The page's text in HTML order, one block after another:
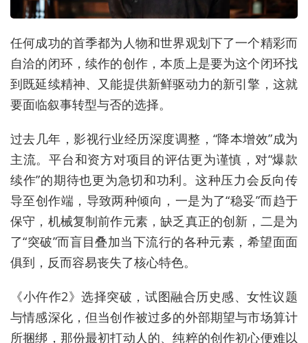
任何成功的首季都为人物和世界观划下了一个精彩而
自洽的闭环，续作的创作，本质上是要为这个闭环找
到既延续精神、又能提供新鲜驱动力的新引擎，这就
要面临叙事转型与否的选择。
过去几年，影视行业经历深度调整，“降本增效”成为
主流。平台和资方对项目的评估更为谨慎，对“爆款
续作”的期待也更为急切和功利。这种压力会反向传
导至创作端，导致两种倾向，一是为了“稳妥”而趋于
保守，机械复制前作元素，缺乏真正的创新，二是为
了“突破”而盲目叠加当下流行的各种元素，希望面面
俱到，反而容易丧失了核心特色。
《小仵作2》选择突破，试图融合历史感、女性议题
与情感深化，但当创作被过多的外部期望与市场算计
所捆绑，那份最初打动人的、纯粹的创作初心便难以